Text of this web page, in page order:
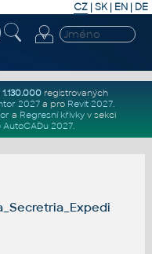
CZ | SK| EN | DE
1.130.000registrovaných
2027a pro Revit 2027.
a Regresní křivkyv sekci
2027.